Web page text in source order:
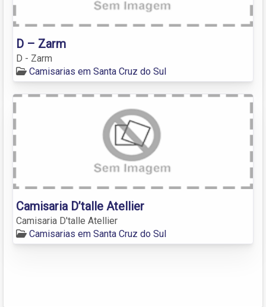
D – Zarm
D - Zarm
Camisarias em Santa Cruz do Sul
Camisaria D’talle Atellier
Camisaria D'talle Atellier
Camisarias em Santa Cruz do Sul